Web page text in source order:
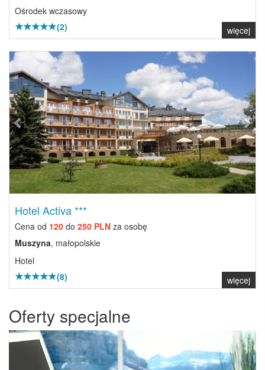
Ośrodek wczasowy
(2)
więcej
Previous Next
Hotel Activa ***
Cena od 120 do 250 PLN za osobę
Muszyna, małopolskie
Hotel
(8)
więcej
Oferty specjalne